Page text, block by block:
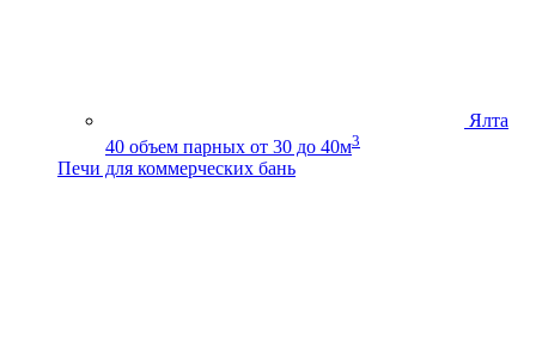
Ялта
40 объем парных от 30 до 40м3
Печи для коммерческих бань